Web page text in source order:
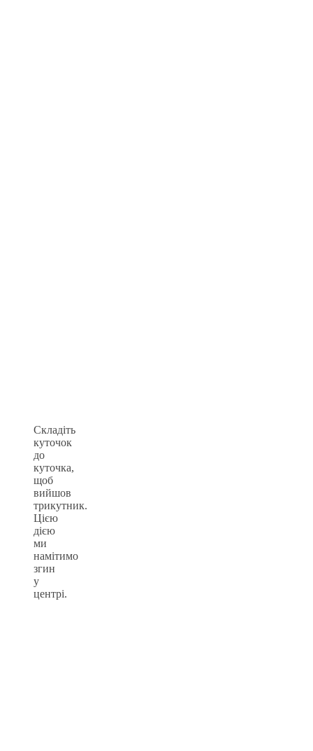
Складіть
куточок
до
куточка,
щоб
вийшов
трикутник.
Цією
дією
ми
намітимо
згин
у
центрі.